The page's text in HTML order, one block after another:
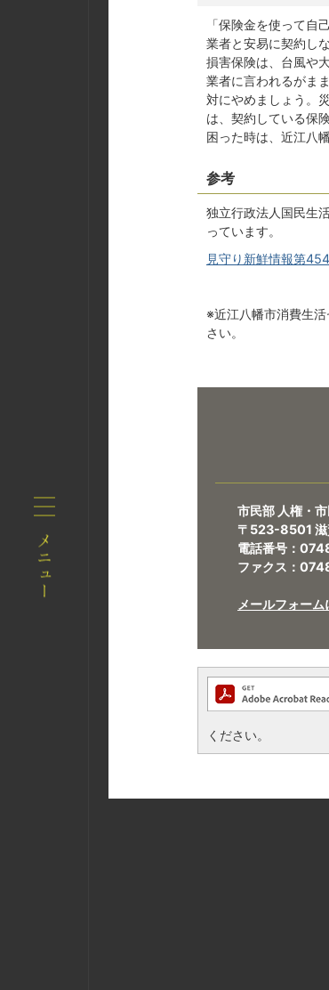
「保険金を使って自
業者と安易に契約し
損害保険は、台風や
業者に言われるがま
対にやめましょう。
は、契約している保
困った時は、近江八
参考
独立行政法人国民生
っています。
見守り新鮮情報第
※近江八幡市消費生活
さい。
市民部 人権・
〒523-8501 滋
電話番号：
ファクス：
メールフォー
ください。